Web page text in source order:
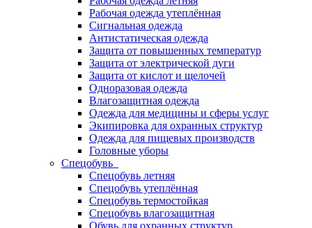
Рабочая одежда утеплённая
Сигнальная одежда
Антистатическая одежда
Защита от повышенных температур
Защита от электрической дуги
Защита от кислот и щелочей
Одноразовая одежда
Влагозащитная одежда
Одежда для медицины и сферы услуг
Экипировка для охранных структур
Одежда для пищевых производств
Головные уборы
Спецобувь
Спецобувь летняя
Спецобувь утеплённая
Спецобувь термостойкая
Спецобувь влагозащитная
Обувь для охранных структур